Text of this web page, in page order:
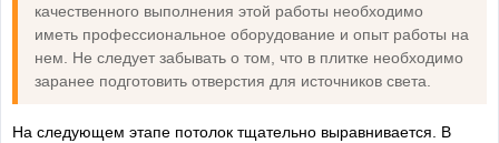
качественного выполнения этой работы необходимо
иметь профессиональное оборудование и опыт работы на
нем. Не следует забывать о том, что в плитке необходимо
заранее подготовить отверстия для источников света.
На следующем этапе потолок тщательно выравнивается. В